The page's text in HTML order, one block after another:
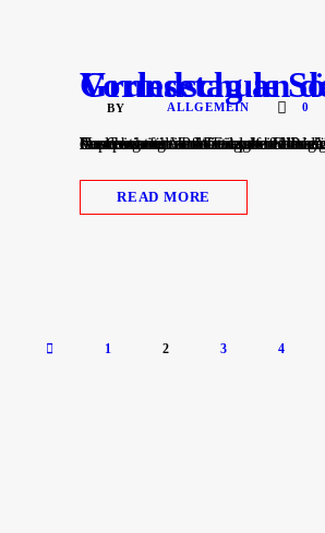
Vorlesetag an der
BY ALLGEMEIN 0
Am vergangenen Freitag fand auch bei uns der bundesweite Vorlesetag der Stiftung Lesung statt. Dazu besuchten uns namhafte Persönlichkeiten aus der Gemeinde Pfinztal sowie einige unserer Lesepatinnen und Lesepaten und lasen den Kindern Geschichten vor.Wir danken allen Vorleserinnen und Vorlesern für ihren Einsatz! Hier einige Impressionen aus
READ MORE
1 2 3 4